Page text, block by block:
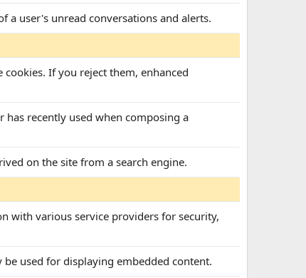
a user's unread conversations and alerts.
If you reject them, enhanced
has recently used when composing a
on the site from a search engine.
with various service providers for security,
be used for displaying embedded content.